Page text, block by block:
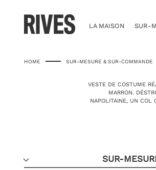
LA MAISON SUR-
HOME SUR-MESURE & SUR-COMMANDE
VESTE DE COSTUME
MARRON.
NAPOLITAINE, UN COL
SUR-